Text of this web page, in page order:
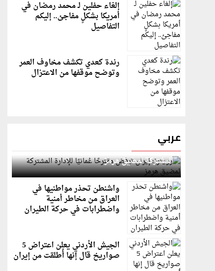
إلغاء حفلين لـ محمد رمضان في
أمريكا بشكلٍ مفاجئ.. إليكم
التفاصيل
رندة كعدي تكشف مخاوف العمر
وتوضح موقفها من الاعتزال
عربي
رويترز: إيران ترفض مقترحًا عُمانيًا للإدارة
المشتركة لمضيق هرمز
واشنطن تحذر مواطنيها في
العراق من مخاطر أمنية
واضطرابات في حركة الطيران
الجيش الأردني يعلن اعتراض 5
صواريخ قال إنها أُطلقت من إيران